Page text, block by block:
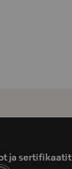
ja sertifikaatit